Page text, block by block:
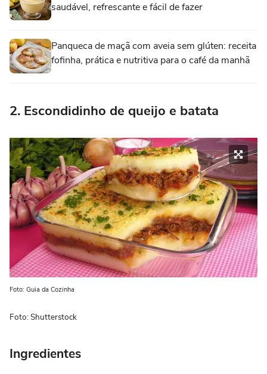
saudável, refrescante e fácil de fazer
Panqueca de maçã com aveia sem glúten: receita
fofinha, prática e nutritiva para o café da manhã
2. Escondidinho de queijo e batata
Foto: Guia da Cozinha
Foto: Shutterstock
Ingredientes